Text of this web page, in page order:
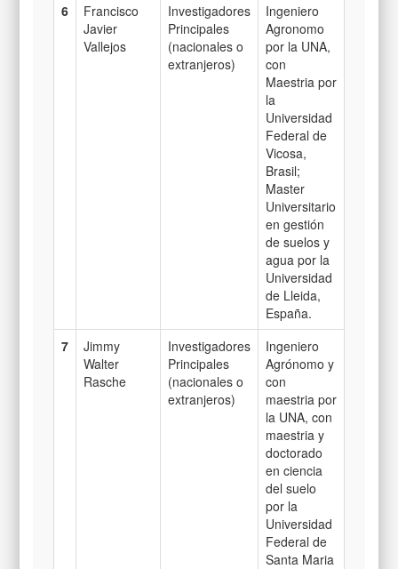
6
Francisco
Javier
Vallejos
Investigadores
Principales
(nacionales o
extranjeros)
Ingeniero
Agronomo
por la UNA,
con
Maestria por
la
Universidad
Federal de
Vicosa,
Brasil;
Master
Universitario
en gestión
de suelos y
agua por la
Universidad
de Lleida,
España.
7
Jimmy
Walter
Rasche
Investigadores
Principales
(nacionales o
extranjeros)
Ingeniero
Agrónomo y
con
maestria por
la UNA, con
maestria y
doctorado
en ciencia
del suelo
por la
Universidad
Federal de
Santa Maria